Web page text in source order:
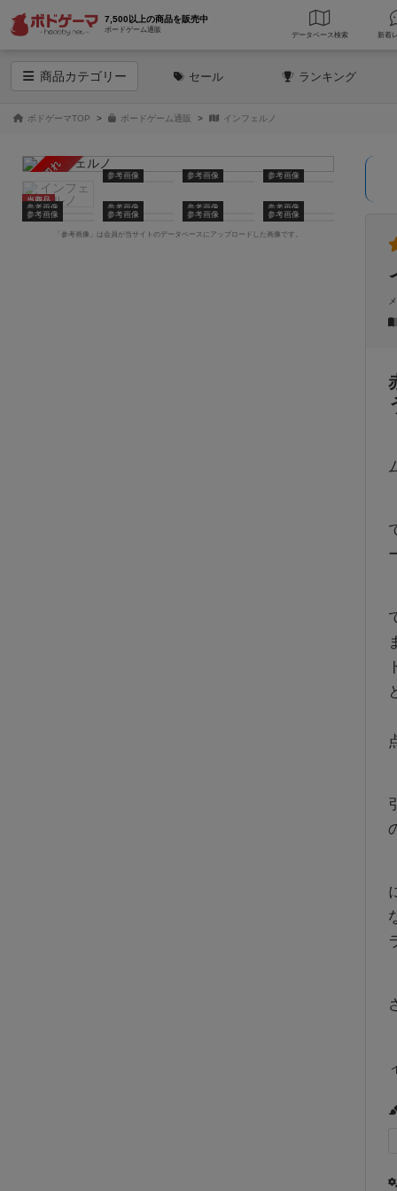
7,500以上の商品を販売中
ボードゲーム通販
データベース 検索
商品カテゴリー セール ランキング
ボドゲーマTOP ボードゲーム通販 インフェルノ
売り切れ
当商品
参考画像 参考画像 参考画像
参考画像 参考画像 参考画像
参考画像
参考画像
参考画像 参考画像 参考画像
「参考画像」は会員が当サイトのデータベースにアップロードした画像です。